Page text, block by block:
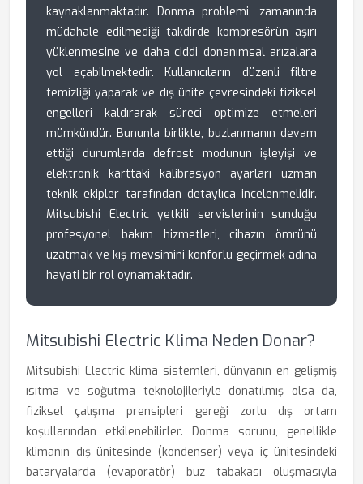
kaynaklanmaktadır. Donma problemi, zamanında
müdahale edilmediği takdirde kompresörün aşırı
yüklenmesine ve daha ciddi donanımsal arızalara
yol açabilmektedir. Kullanıcıların düzenli filtre
temizliği yaparak ve dış ünite çevresindeki fiziksel
engelleri kaldırarak süreci optimize etmeleri
mümkündür. Bununla birlikte, buzlanmanın devam
ettiği durumlarda defrost modunun işleyişi ve
elektronik karttaki kalibrasyon ayarları uzman
teknik ekipler tarafından detaylıca incelenmelidir.
Mitsubishi Electric yetkili servislerinin sunduğu
profesyonel bakım hizmetleri, cihazın ömrünü
uzatmak ve kış mevsimini konforlu geçirmek adına
hayati bir rol oynamaktadır.
Mitsubishi Electric Klima Neden Donar?
Mitsubishi Electric klima sistemleri, dünyanın en gelişmiş
ısıtma ve soğutma teknolojileriyle donatılmış olsa da,
fiziksel çalışma prensipleri gereği zorlu dış ortam
koşullarından etkilenebilirler. Donma sorunu, genellikle
klimanın dış ünitesinde (kondenser) veya iç ünitesindeki
bataryalarda (evaporatör) buz tabakası oluşmasıyla